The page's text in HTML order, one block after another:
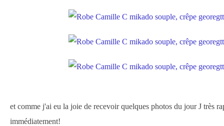
et comme j'ai eu la joie de recevoir quelques photos du jour J très
immédiatement!